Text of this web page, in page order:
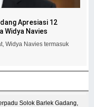
Apresiasi 12
Widya Navies
Widya Navies termasuk
Solok Barlek Gadang,